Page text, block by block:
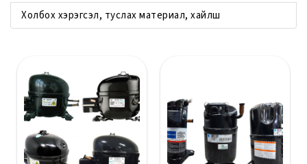
Холбох хэрэгсэл, туслах материал, хайлш